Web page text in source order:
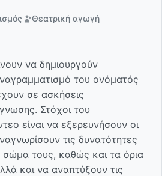
Θεατρική αγωγή
να δημιουργούν
του ονόματός
σε ασκήσεις
Στόχοι του
είναι να εξερευνήσουν οι
τις δυνατότητες
σώμα τους, καθώς και τα όρια
και να αναπτύξουν τις